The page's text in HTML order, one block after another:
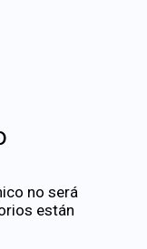
no será
están